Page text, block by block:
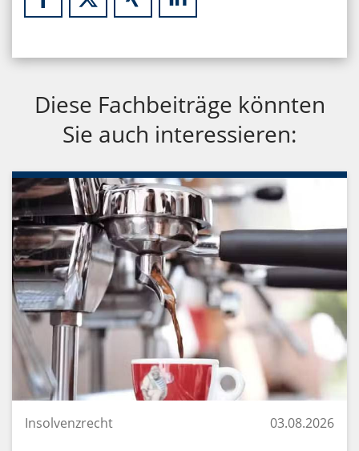
Diese Fachbeiträge könnten
Sie auch interessieren:
Insolvenzrecht 03.08.2026